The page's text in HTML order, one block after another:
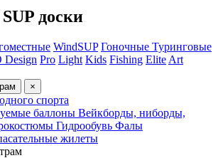
доски
WindSUP Гоночные Туринговые
Design Pro Light Kids Fishing Elite Art
×
спорта
баллоны Вейкборды, ниборды,
Гидрообувь Фалы
жилеты